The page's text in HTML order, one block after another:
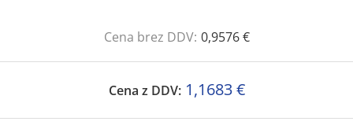
Cena brez DDV: 0,9576 €
Cena z DDV: 1,1683 €